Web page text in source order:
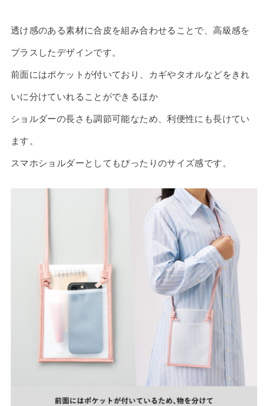
透け感のある素材に合皮を組み合わせることで、高級感を
プラスしたデザインです。
前面にはポケットが付いており、カギやタオルなどをきれ
いに分けていれることができるほか
ショルダーの長さも調節可能なため、利便性にも長けてい
ます。
スマホショルダーとしてもぴったりのサイズ感です。